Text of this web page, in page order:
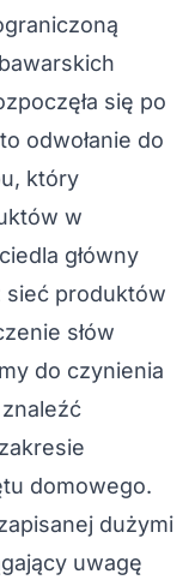
się po
odwołanie do
który
w
główny
produktów
słów
do czynienia
domowego.
dużymi
uwagę